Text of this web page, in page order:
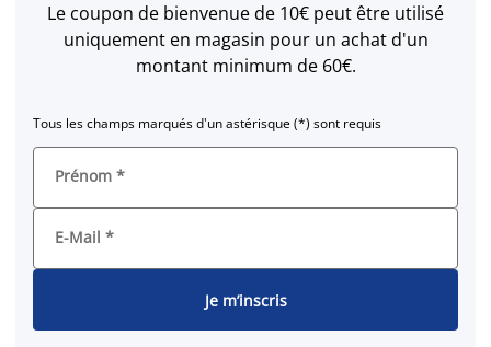
Le coupon de bienvenue de 10€ peut être utilisé
uniquement en magasin pour un achat d'un
montant minimum de 60€.
Tous les champs marqués d'un astérisque (*) sont requis
Prénom *
E-Mail *
Je m’inscris